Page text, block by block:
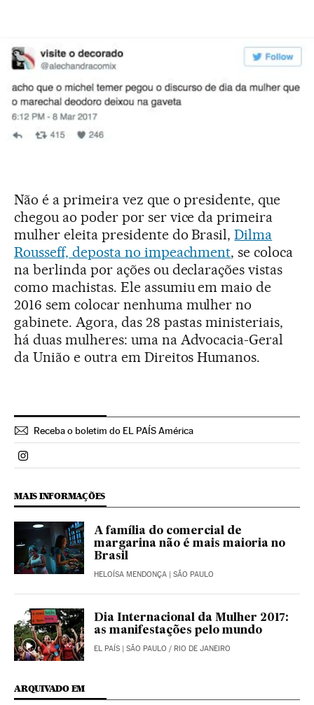
Não é a primeira vez que o presidente, que
chegou ao poder por ser vice da primeira
mulher eleita presidente do Brasil,Dilma
Rousseff, deposta no impeachment, se coloca
na berlinda por ações ou declarações vistas
como machistas. Ele assumiu em maio de
2016 sem colocar nenhuma mulher no
gabinete. Agora, das 28 pastas ministeriais,
há duas mulheres: uma na Advocacia-Geral
da União e outra em Direitos Humanos.
Receba o boletim do EL PAÍS América
Politica El País Brasil en Instagram
MAIS INFORMAÇÕES
A família do comercial de
margarina não é mais maioria no
Brasil
HELOÍSA MENDONÇA | SÃO PAULO
Dia Internacional da Mulher 2017:
as manifestações pelo mundo
EL PAÍS | SÃO PAULO / RIO DE JANEIRO
ARQUIVADO EM